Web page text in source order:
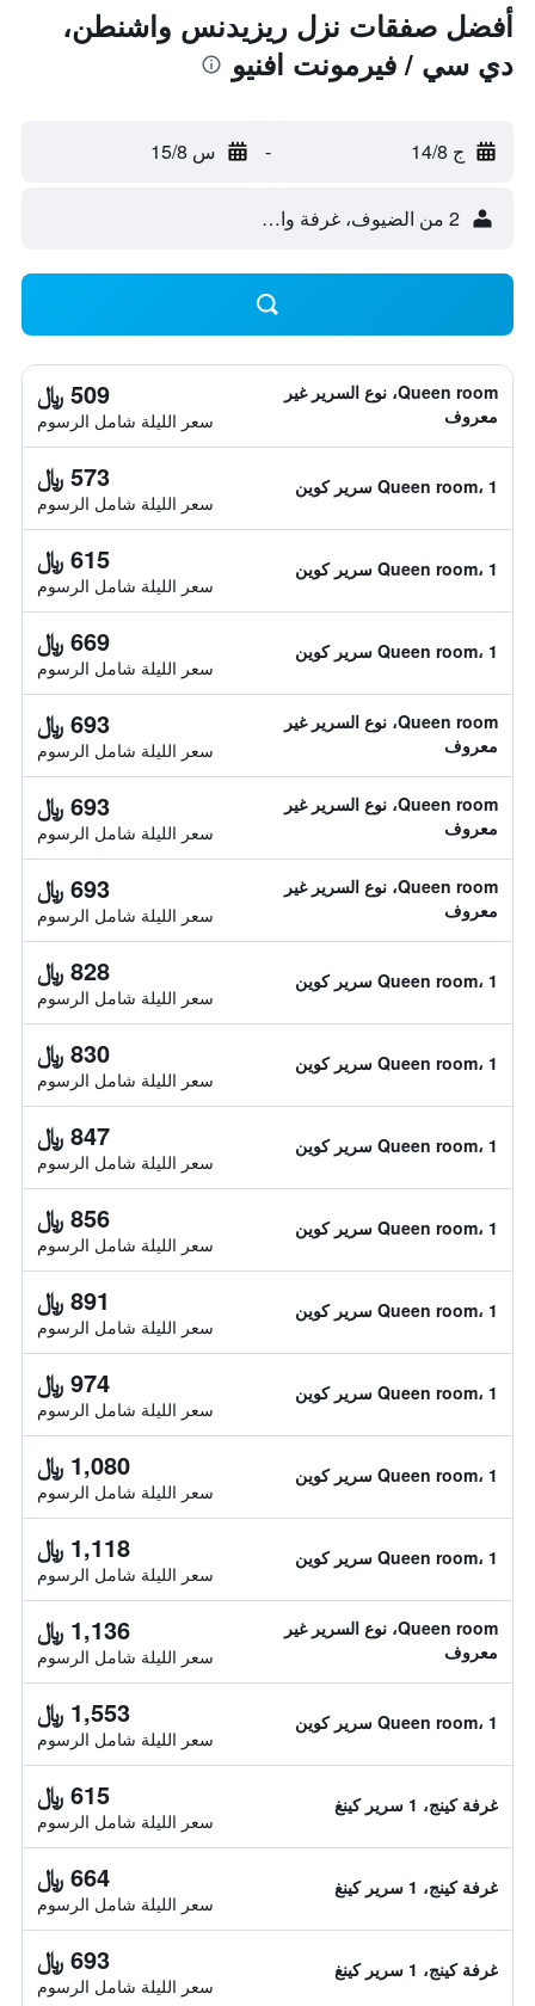
أفضل صفقات نزل ريزيدنس واشنطن،
دي سي / فيرمونت افنيو
ج 14/8 - س 15/8
2 من الضيوف، غرفة واحدة
Queen room، نوع السرير غير
معروف
509 ﷼
سعر الليلة شامل الرسوم
Queen room، 1 سرير كوين 573 ﷼
سعر الليلة شامل الرسوم
Queen room، 1 سرير كوين 615 ﷼
سعر الليلة شامل الرسوم
Queen room، 1 سرير كوين 669 ﷼
سعر الليلة شامل الرسوم
Queen room، نوع السرير غير
معروف
693 ﷼
سعر الليلة شامل الرسوم
Queen room، نوع السرير غير
معروف
693 ﷼
سعر الليلة شامل الرسوم
Queen room، نوع السرير غير
معروف
693 ﷼
سعر الليلة شامل الرسوم
Queen room، 1 سرير كوين 828 ﷼
سعر الليلة شامل الرسوم
Queen room، 1 سرير كوين 830 ﷼
سعر الليلة شامل الرسوم
Queen room، 1 سرير كوين 847 ﷼
سعر الليلة شامل الرسوم
Queen room، 1 سرير كوين 856 ﷼
سعر الليلة شامل الرسوم
Queen room، 1 سرير كوين 891 ﷼
سعر الليلة شامل الرسوم
Queen room، 1 سرير كوين 974 ﷼
سعر الليلة شامل الرسوم
Queen room، 1 سرير كوين 1,080 ﷼
سعر الليلة شامل الرسوم
Queen room، 1 سرير كوين 1,118 ﷼
سعر الليلة شامل الرسوم
Queen room، نوع السرير غير
معروف
1,136 ﷼
سعر الليلة شامل الرسوم
Queen room، 1 سرير كوين 1,553 ﷼
سعر الليلة شامل الرسوم
غرفة كينج، 1 سرير كينغ 615 ﷼
سعر الليلة شامل الرسوم
غرفة كينج، 1 سرير كينغ 664 ﷼
سعر الليلة شامل الرسوم
غرفة كينج، 1 سرير كينغ 693 ﷼
سعر الليلة شامل الرسوم